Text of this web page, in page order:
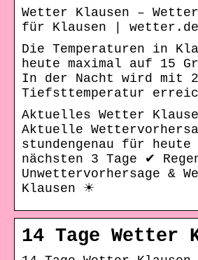
Wetter Klausen –
für Klausen | wetter.de
Die Temperaturen in
heute maximal auf 15
In der Nacht wird mit
Tiefsttemperatur
Aktuelles Wetter
Aktuelle
stundengenau für heute
nächsten 3 Tage ✔
Unwettervorhersage &
Klausen ☀
14 Tage Wetter